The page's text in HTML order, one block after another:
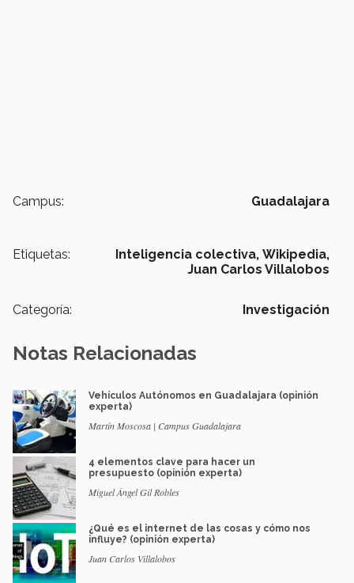
Campus: Guadalajara
Etiquetas: Inteligencia colectiva, Wikipedia,
Juan Carlos Villalobos
Categoría: Investigación
Notas Relacionadas
Vehículos Autónomos en Guadalajara (opinión
experta)
Martín Moscosa | Campus Guadalajara
4 elementos clave para hacer un
presupuesto (opinión experta)
Miguel Ángel Gil Robles
¿Qué es el internet de las cosas y cómo nos
influye? (opinión experta)
Juan Carlos Villalobos